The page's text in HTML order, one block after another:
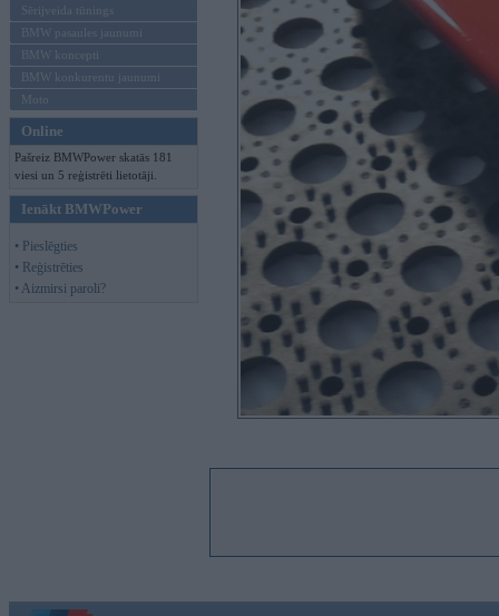
Sērijveida tūnings
BMW pasaules jaunumi
BMW koncepti
BMW konkurentu jaunumi
Moto
Online
Pašreiz BMWPower skatās 181
viesi un 5 reģistrēti lietotāji.
Ienākt BMWPower
• Pieslēgties
• Reģistrēties
• Aizmirsi paroli?